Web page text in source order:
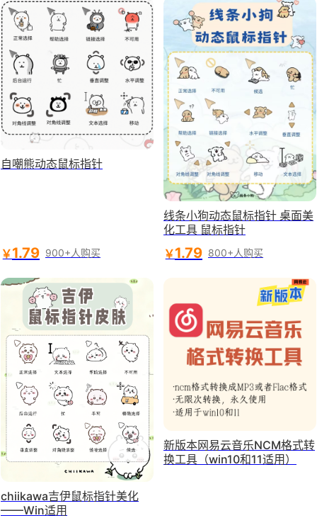
自嘲熊动态鼠标指针
￥1.79 900+人购买
线条小狗动态鼠标指针 桌面美
化工具 鼠标指针
￥1.79 800+人购买
chiikawa吉伊鼠标指针美化
——Win适用
新版本网易云音乐NCM格式转
换工具（win10和11适用）